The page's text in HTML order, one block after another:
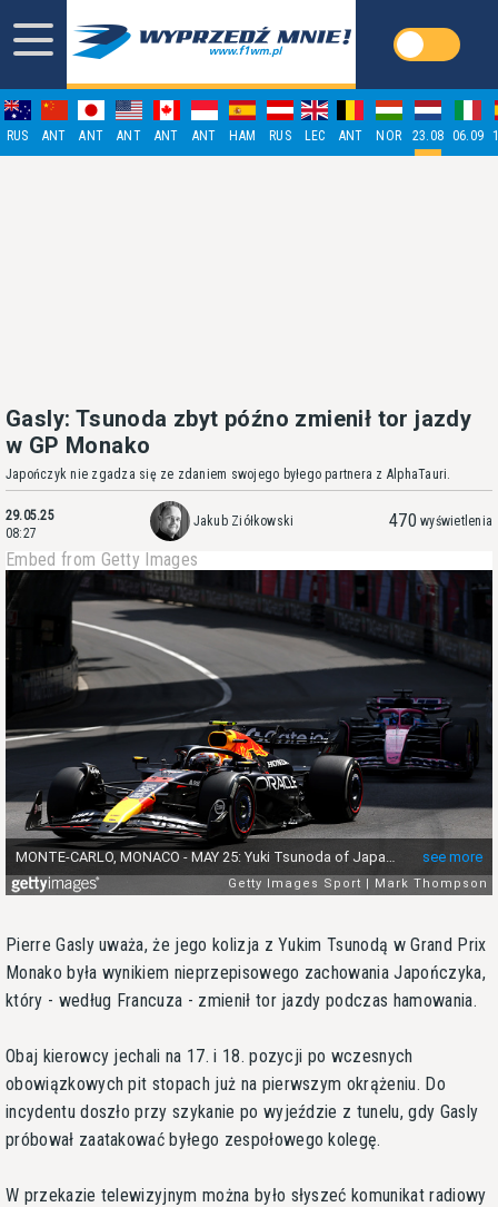
RUS ANT ANT ANT ANT ANT HAM RUS LEC ANT NOR 23.08 06.09
Gasly: Tsunoda zbyt późno zmienił tor jazdy
w GP Monako
Japończyk nie zgadza się ze zdaniem swojego byłego partnera z AlphaTauri.
29.05.25
08:27
Jakub Ziółkowski 470 wyświetlenia
Embed from Getty Images
Pierre Gasly uważa, że jego kolizja z Yukim Tsunodą w Grand Prix
Monako była wynikiem nieprzepisowego zachowania Japończyka,
który - według Francuza - zmienił tor jazdy podczas hamowania.
Obaj kierowcy jechali na 17. i 18. pozycji po wczesnych
obowiązkowych pit stopach już na pierwszym okrążeniu. Do
incydentu doszło przy szykanie po wyjeździe z tunelu, gdy Gasly
próbował zaatakować byłego zespołowego kolegę.
W przekazie telewizyjnym można było słyszeć komunikat radiowy